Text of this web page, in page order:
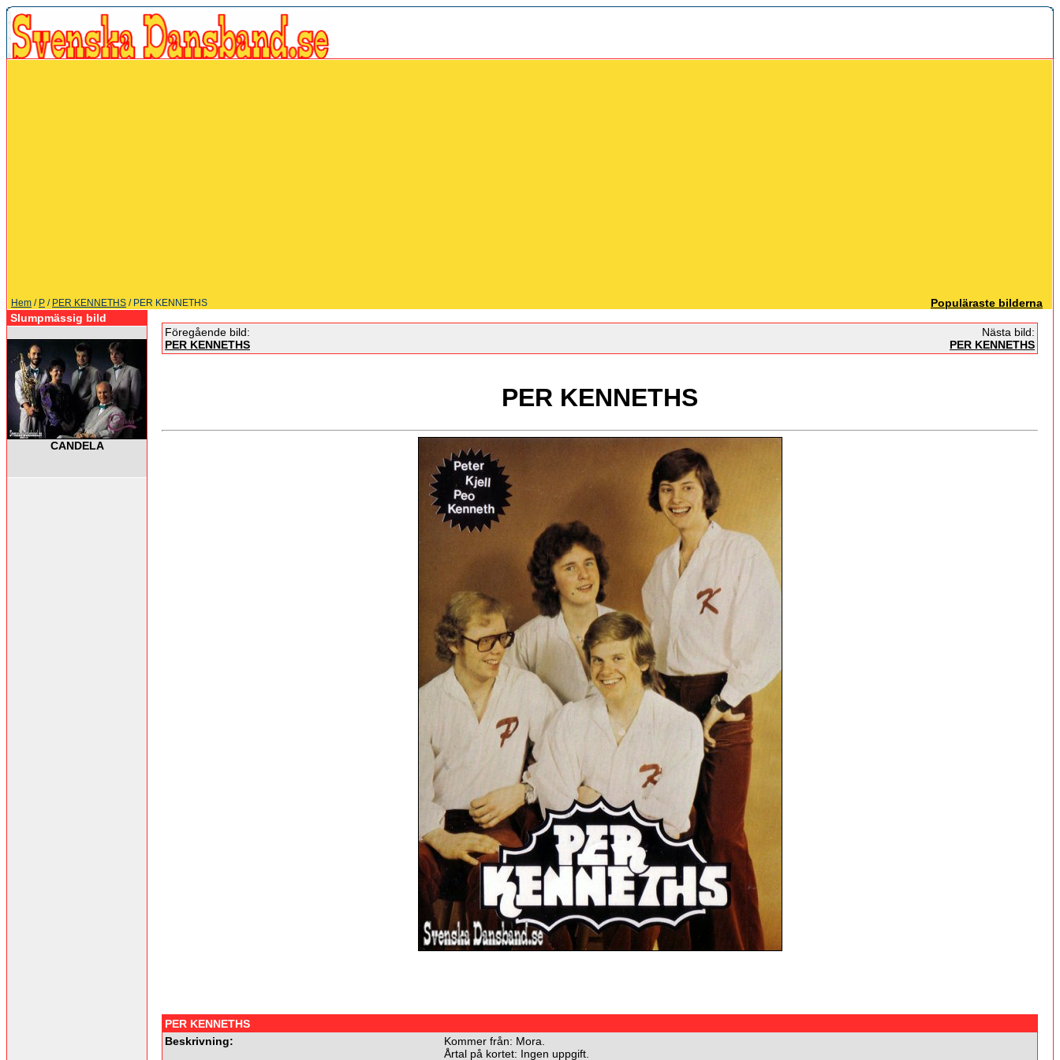
Hem / P / PER KENNETHS / PER KENNETHS
Populäraste bilderna
Slumpmässig bild
CANDELA
Föregående bild:
PER KENNETHS
Nästa bild:
PER KENNETHS
PER KENNETHS
PER KENNETHS
Beskrivning:
Kommer från: Mora.
Årtal på kortet: Ingen uppgift.